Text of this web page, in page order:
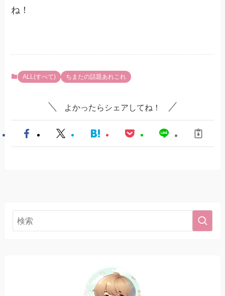
ね！
ALL(すべて) ちまたの話題あれこれ
よかったらシェアしてね！